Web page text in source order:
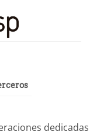
dedicadas